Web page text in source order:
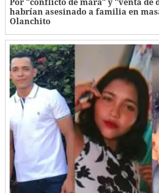
habrían asesinado a familia en
Olanchito